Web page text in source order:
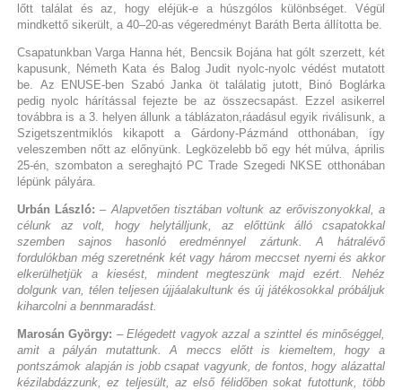
lőtt találat és az, hogy eléjük-e a húszgólos különbséget. Végül
mindkettő sikerült, a 40–20-as végeredményt Baráth Berta állította be.
Csapatunkban Varga Hanna hét, Bencsik Bojána hat gólt szerzett, két
kapusunk, Németh Kata és Balog Judit nyolc-nyolc védést mutatott
be. Az ENUSE-ben Szabó Janka öt találatig jutott, Binó Boglárka
pedig nyolc hárítással fejezte be az összecsapást. Ezzel asikerrel
továbbra is a 3. helyen állunk a táblázaton,ráadásul egyik riválisunk, a
Szigetszentmiklós kikapott a Gárdony-Pázmánd otthonában, így
veleszemben nőtt az előnyünk. Legközelebb bő egy hét múlva, április
25-én, szombaton a sereghajtó PC Trade Szegedi NKSE otthonában
lépünk pályára.
Urbán László: – Alapvetően tisztában voltunk az erőviszonyokkal, a
célunk az volt, hogy helytálljunk, az előttünk álló csapatokkal
szemben sajnos hasonló eredménnyel zártunk. A hátralévő
fordulókban még szeretnénk két vagy három meccset nyerni és akkor
elkerülhetjük a kiesést, mindent megteszünk majd ezért. Nehéz
dolgunk van, télen teljesen újjáalakultunk és új játékosokkal próbáljuk
kiharcolni a bennmaradást.
Marosán György: – Elégedett vagyok azzal a szinttel és minőséggel,
amit a pályán mutattunk. A meccs előtt is kiemeltem, hogy a
pontszámok alapján is jobb csapat vagyunk, de fontos, hogy alázattal
kézilabdázzunk, ez teljesült, az első félidőben sokat futottunk, több